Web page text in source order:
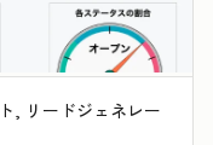
, リードジェネレー